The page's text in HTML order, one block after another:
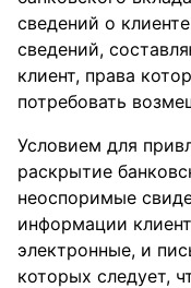
сведений о
сведений,
клиент, права
потребовать
Условием для
раскрытие
неоспоримые
информации
электронные, и
которых следует,